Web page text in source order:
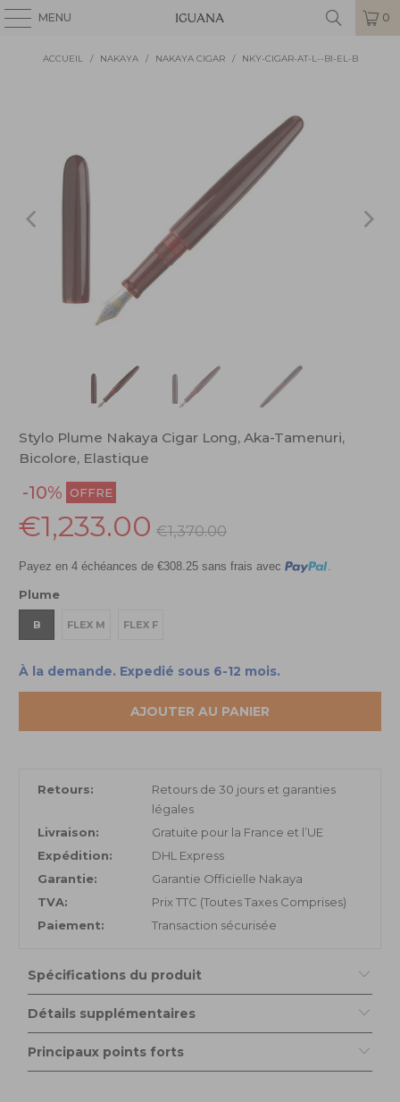
MENU 0
ACCUEIL / NAKAYA / NAKAYA CIGAR / NKY-CIGAR-AT-L--BI-EL-B
Stylo Plume Nakaya Cigar Long, Aka-Tamenuri,
Bicolore, Elastique
-10% OFFRE
€1,233.00 €1,370.00
Payez en 4 échéances de €308.25 sans frais avec .
Plume
B FLEX M FLEX F
À la demande. Expedié sous 6-12 mois.
AJOUTER AU PANIER
Retours:
Retours de 30 jours et garanties
légales
Livraison:
Gratuite pour la France et l’UE
Expédition:
DHL Express
Garantie:
Garantie Officielle Nakaya
TVA:
Prix TTC (Toutes Taxes Comprises)
Paiement:
Transaction sécurisée
Spécifications du produit
Détails supplémentaires
Principaux points forts